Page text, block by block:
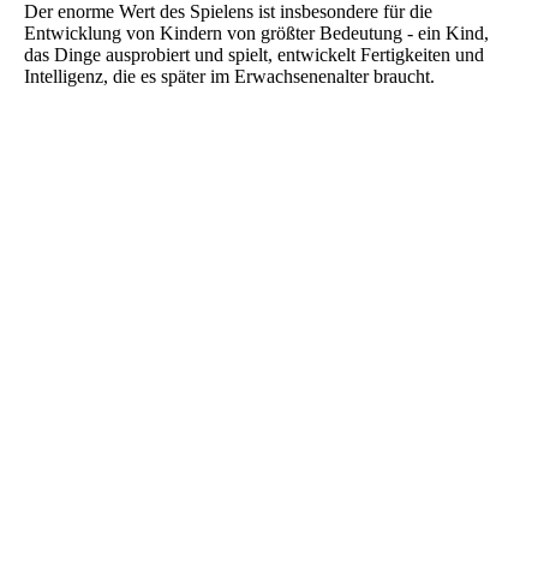
Der enorme Wert des Spielens ist insbesondere für die
Entwicklung von Kindern von größter Bedeutung - ein Kind,
das Dinge ausprobiert und spielt, entwickelt Fertigkeiten und
Intelligenz, die es später im Erwachsenenalter braucht.